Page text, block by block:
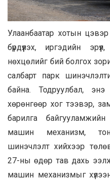
Улаанбаатар хотын
бүрдүүлэх, иргэдийн
нөхцөлийг бий болгох
салбарт парк
байна. Тодруулбал,
хөрөнгөөр хог тээвэр,
барилга
машин механизм,
шинэчлэлт хийхээр
27-ны өдөр тав дахь
машин механизмыг